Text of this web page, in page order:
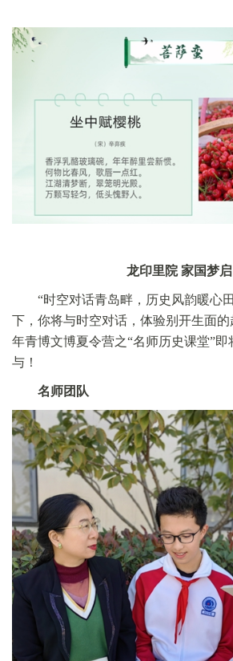
龙印里院 家国梦启
“时空对话青岛畔，历史风韵暖心
下，你将与时空对话，体验别开生面的
年青博文博夏令营之“名师历史课堂”
与！
名师团队